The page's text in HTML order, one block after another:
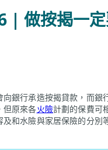
狗狗
申請
| 做按揭一
向銀行承造按揭貸款，而
但原來各火險計劃的保費可
和水險與家居保險的分別